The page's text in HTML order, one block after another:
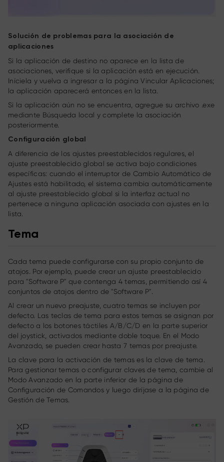
Solución de problemas para la asociación de
aplicaciones
Si la aplicación de destino no aparece en la lista de
asociaciones, verifique si la aplicación está en ejecución.
Iníciela y vuelva a ingresar a la página Vincular Aplicaciones;
la aplicación aparecerá entonces en la lista.
Si la aplicación aún no se encuentra, agregue su archivo .exe
mediante Búsqueda local y complete la asociación
posteriormente.
Configuración global
A diferencia de los ajustes preestablecidos regulares, el
ajuste preestablecido global se activa bajo condiciones
específicas: cuando el interruptor de Cambio Automático de
Ajustes está habilitado, el sistema cambia automáticamente
al ajuste preestablecido global si la interfaz actual no
pertenece a ninguna aplicación asociada con ajustes en la
lista.
Tema
Cada tema puede configurarse con su propio conjunto de
atajos. Por ejemplo, puede crear un ajuste preestablecido
para "Software P" que contenga 4 temas, permitiendo así 4
conjuntos de atajos dentro de "Software P".
Al crear un nuevo preajuste, cuatro temas se incluyen por
defecto. Las teclas de tema para estos temas se asignan por
defecto a los botones táctiles A/B/C/D en la parte superior
del joystick, activados mediante doble toque. En el Modo
Avanzado, se pueden crear hasta 7 temas por preajuste.
La clave para la activación de temas es la clave de tema.
Para gestionar temas o configurar claves de tema, cambie al
Modo Avanzado en la parte inferior de la página de
Configuración de Comandos y luego diríjase a la página de
Gestión de Temas.